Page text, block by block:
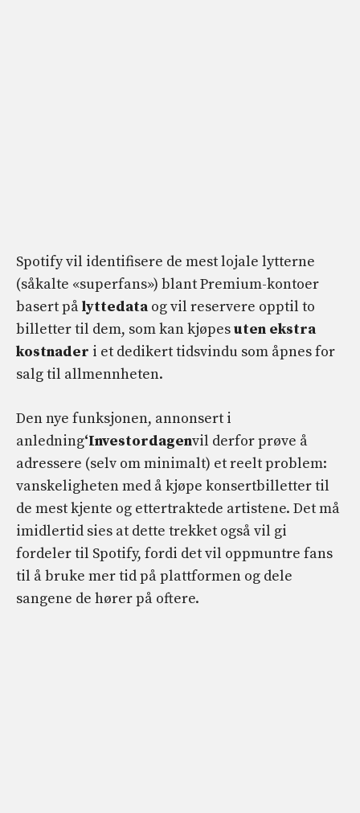
Spotify vil identifisere de mest lojale lytterne
(såkalte «superfans») blant Premium-kontoer
basert pålyttedata og vil reservere opptil to
billetter til dem, som kan kjøpesuten ekstra
kostnader i et dedikert tidsvindu som åpnes for
salg til allmennheten.
Den nye funksjonen, annonsert i
anledning‘Investordagenvil derfor prøve å
adressere (selv om minimalt) et reelt problem:
vanskeligheten med å kjøpe konsertbilletter til
de mest kjente og ettertraktede artistene. Det må
imidlertid sies at dette trekket også vil gi
fordeler til Spotify, fordi det vil oppmuntre fans
til å bruke mer tid på plattformen og dele
sangene de hører på oftere.